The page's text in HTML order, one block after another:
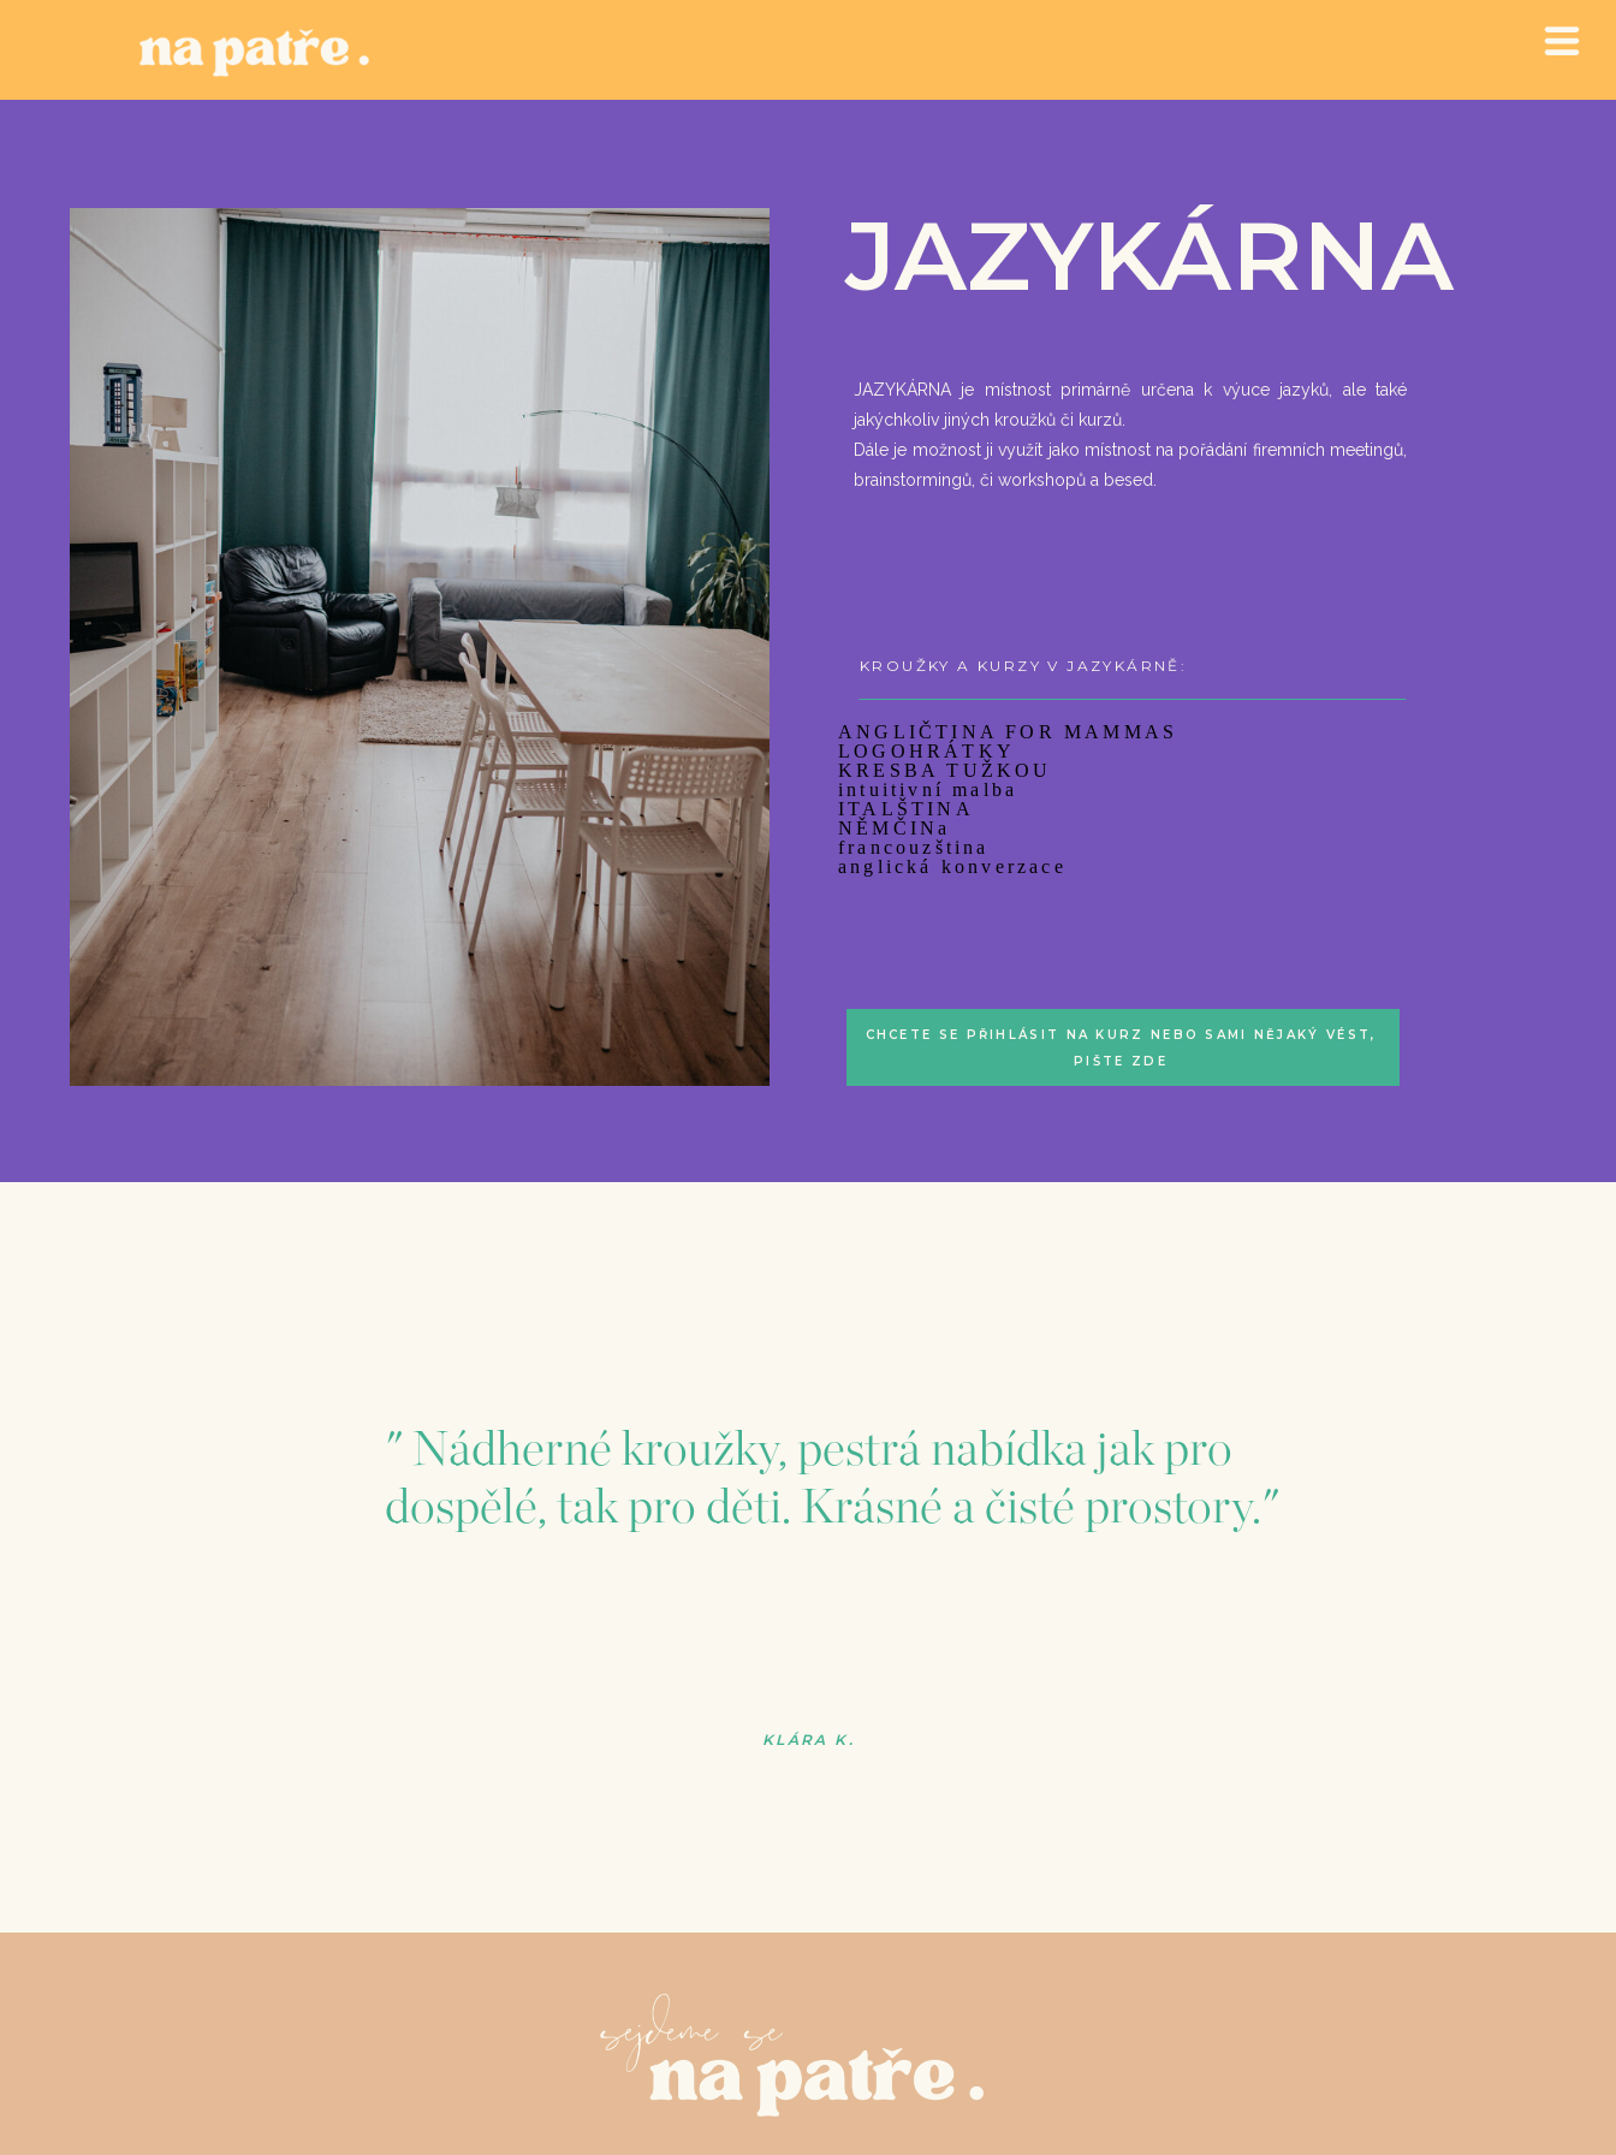
JAZYKÁRNA
JAZYKÁRNA je místnost primárně určena k výuce jazyků, ale také
jakýchkoliv jiných kroužků či kurzů.
Dále je možnost ji využít jako místnost na pořádání firemních meetingů,
brainstormingů, či workshopů a besed.
KROUŽKY A KURZY V JAZYKÁRNĚ:
ANGLIČTINA FOR MAMMAS
LOGOHRÁTKY
KRESBA TUŽKOU
intuitivní malba
ITALŠTINA
NĚMČINa
francouzština
anglická konverzace
CHCETE SE PŘIHLÁSIT NA KURZ NEBO SAMI NĚJAKÝ VÉST,
PIŠTE ZDE
KLÁRA K.
" Nádherné kroužky, pestrá nabídka jak pro
dospělé, tak pro děti. Krásné a čisté prostory."